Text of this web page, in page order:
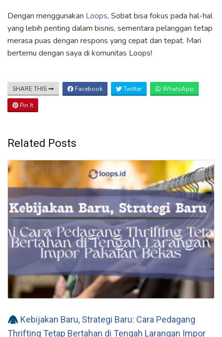
Dengan menggunakan Loops, Sobat bisa fokus pada hal-hal
yang lebih penting dalam bisnis, sementara pelanggan tetap
merasa puas dengan respons yang cepat dan tepat. Mari
bertemu dengan saya di komunitas Loops!
SHARE THIS Facebook Twitter WhatsApp
Pin It
Related Posts
🧥 Kebijakan Baru, Strategi Baru: Cara Pedagang
Thrifting Tetap Bertahan di Tengah Larangan Impor